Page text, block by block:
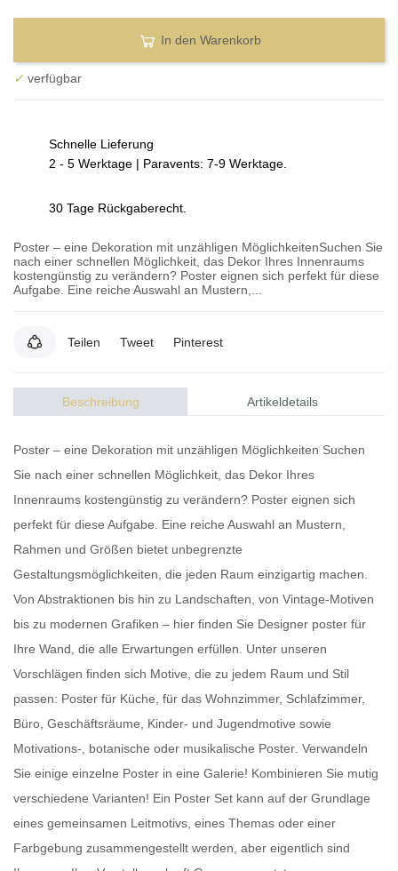
In den Warenkorb
✓ verfügbar
Schnelle Lieferung
2 - 5 Werktage | Paravents: 7-9 Werktage.
30 Tage Rückgaberecht.
Poster – eine Dekoration mit unzähligen MöglichkeitenSuchen Sie
nach einer schnellen Möglichkeit, das Dekor Ihres Innenraums
kostengünstig zu verändern? Poster eignen sich perfekt für diese
Aufgabe. Eine reiche Auswahl an Mustern,...
Teilen Tweet Pinterest
Beschreibung Artikeldetails
Poster – eine Dekoration mit unzähligen Möglichkeiten Suchen
Sie nach einer schnellen Möglichkeit, das Dekor Ihres
Innenraums kostengünstig zu verändern? Poster eignen sich
perfekt für diese Aufgabe. Eine reiche Auswahl an Mustern,
Rahmen und Größen bietet unbegrenzte
Gestaltungsmöglichkeiten, die jeden Raum einzigartig machen.
Von Abstraktionen bis hin zu Landschaften, von Vintage-Motiven
bis zu modernen Grafiken – hier finden Sie Designer poster für
Ihre Wand, die alle Erwartungen erfüllen. Unter unseren
Vorschlägen finden sich Motive, die zu jedem Raum und Stil
passen: Poster für Küche, für das Wohnzimmer, Schlafzimmer,
Büro, Geschäftsräume, Kinder- und Jugendmotive sowie
Motivations-, botanische oder musikalische Poster. Verwandeln
Sie einige einzelne Poster in eine Galerie! Kombinieren Sie mutig
verschiedene Varianten! Ein Poster Set kann auf der Grundlage
eines gemeinsamen Leitmotivs, eines Themas oder einer
Farbgebung zusammengestellt werden, aber eigentlich sind